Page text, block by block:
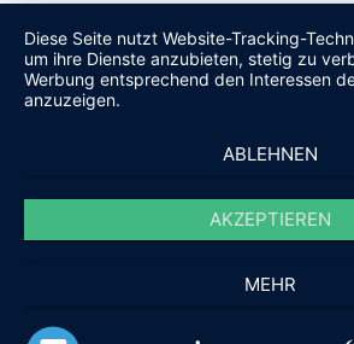
Diese Seite nutzt Website-Tracking-
um ihre Dienste anzubieten, stetig zu
Werbung entsprechend den Interessen
anzuzeigen.
ABLEHNEN
AKZEPTIEREN
MEHR